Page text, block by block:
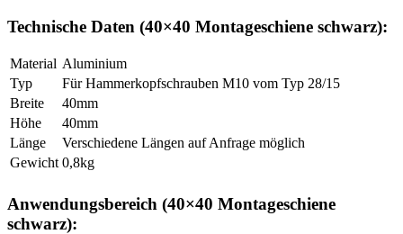
Technische Daten (40×40 Montageschiene schwarz):
Material Aluminium
Typ
Für Hammerkopfschrauben M10 vom Typ 28/15
Breite
40mm
Höhe
40mm
Länge
Verschiedene Längen auf Anfrage möglich
Gewicht 0,8kg
Anwendungsbereich (40×40 Montageschiene
schwarz):